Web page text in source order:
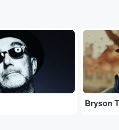
...
Bryson